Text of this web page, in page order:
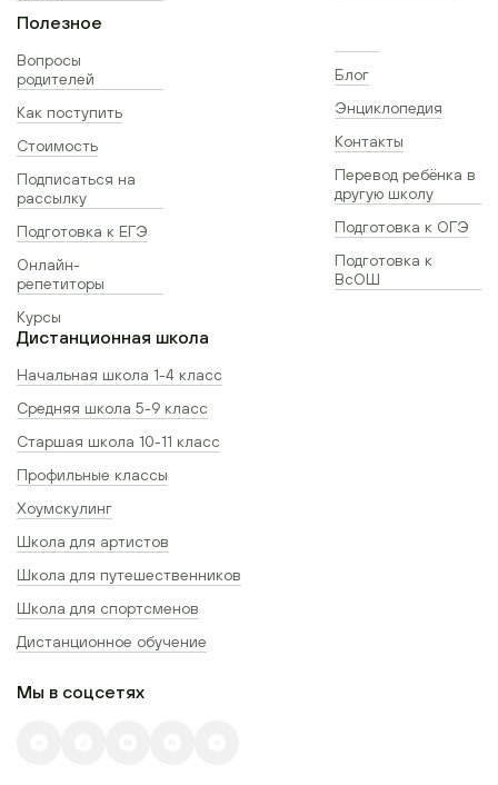
Полезное
Вопросы
родителей
Как поступить
Стоимость
Подписаться на
рассылку
Подготовка к ЕГЭ
Онлайн-
репетиторы
Курсы
Блог
Энциклопедия
Контакты
Перевод ребёнка в
другую школу
Подготовка к ОГЭ
Подготовка к
ВсОШ
Дистанционная школа
Начальная школа 1-4 класс
Средняя школа 5-9 класс
Старшая школа 10-11 класс
Профильные классы
Хоумскулинг
Школа для артистов
Школа для путешественников
Школа для спортсменов
Дистанционное обучение
Мы в соцсетях